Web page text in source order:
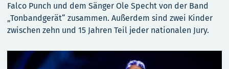
Falco Punch und dem Sänger Ole Specht von der Band
„Tonbandgerät“ zusammen. Außerdem sind zwei Kinder
zwischen zehn und 15 Jahren Teil jeder nationalen Jury.